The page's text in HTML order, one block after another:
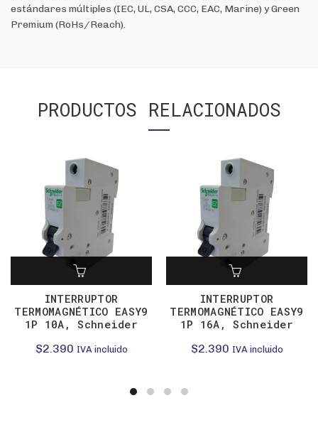
estándares múltiples (IEC, UL, CSA, CCC, EAC, Marine) y Green
Premium (RoHs/Reach).
PRODUCTOS RELACIONADOS
INTERRUPTOR
TERMOMAGNÉTICO EASY9
1P 10A, Schneider
$2.390 IVA incluido
INTERRUPTOR
TERMOMAGNÉTICO EASY9
1P 16A, Schneider
$2.390 IVA incluido